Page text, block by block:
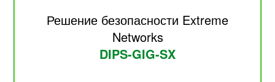
Решение безопасности Extreme
Networks
DIPS-GIG-SX